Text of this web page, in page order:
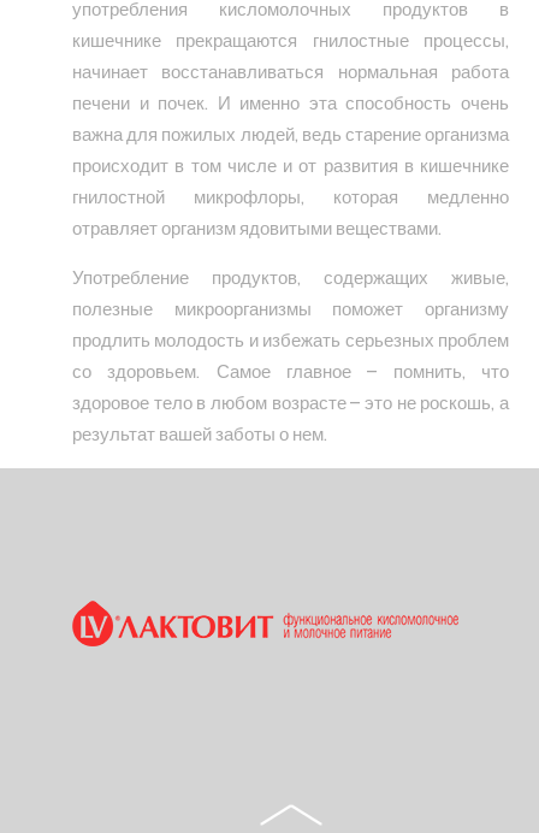
употребления кисломолочных продуктов в
кишечнике прекращаются гнилостные процессы,
начинает восстанавливаться нормальная работа
печени и почек. И именно эта способность очень
важна для пожилых людей, ведь старение организма
происходит в том числе и от развития в кишечнике
гнилостной микрофлоры, которая медленно
отравляет организм ядовитыми веществами.
Употребление продуктов, содержащих живые,
полезные микроорганизмы поможет организму
продлить молодость и избежать серьезных проблем
со здоровьем. Самое главное – помнить, что
здоровое тело в любом возрасте – это не роскошь, а
результат вашей заботы о нем.